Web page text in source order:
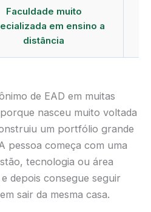
Faculdade muito
em ensino a
distância
de EAD em muitas
nasceu muito voltada
um portfólio grande
pessoa começa com uma
tecnologia ou área
depois consegue seguir
sair da mesma casa.